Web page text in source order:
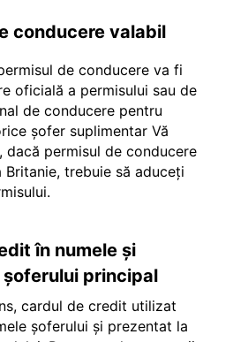
conducere valabil
de conducere va fi
oficială a permisului sau de
de conducere pentru
șofer suplimentar Vă
dacă permisul de conducere
trebuie să aduceți
în numele și
șoferului principal
cardul de credit utilizat
șoferului și prezentat la